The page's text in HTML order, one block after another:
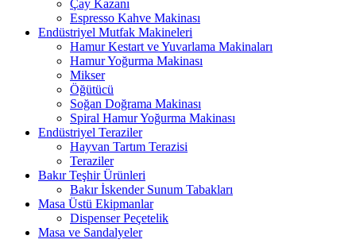
Çay Kazanı
Espresso Kahve Makinası
Endüstriyel Mutfak Makineleri
Hamur Kestart ve Yuvarlama Makinaları
Hamur Yoğurma Makinası
Mikser
Öğütücü
Soğan Doğrama Makinası
Spiral Hamur Yoğurma Makinası
Endüstriyel Teraziler
Hayvan Tartım Terazisi
Teraziler
Bakır Teşhir Ürünleri
Bakır İskender Sunum Tabakları
Masa Üstü Ekipmanlar
Dispenser Peçetelik
Masa ve Sandalyeler